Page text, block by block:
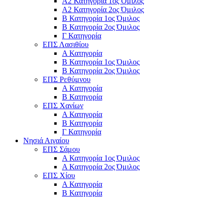
Α2 Κατηγορία 2ος Όμιλος
Β Κατηγορία 1ος Όμιλος
Β Κατηγορία 2ος Όμιλος
Γ Κατηγορία
ΕΠΣ Λασιθίου
Α Κατηγορία
Β Κατηγορία 1ος Όμιλος
Β Κατηγορία 2ος Όμιλος
ΕΠΣ Ρεθύμνου
Α Κατηγορία
Β Κατηγορία
ΕΠΣ Χανίων
Α Κατηγορία
Β Κατηγορία
Γ Κατηγορία
Νησιά Αιγαίου
ΕΠΣ Σάμου
Α Κατηγορία 1ος Όμιλος
Α Κατηγορία 2ος Όμιλος
ΕΠΣ Χίου
Α Κατηγορία
Β Κατηγορία